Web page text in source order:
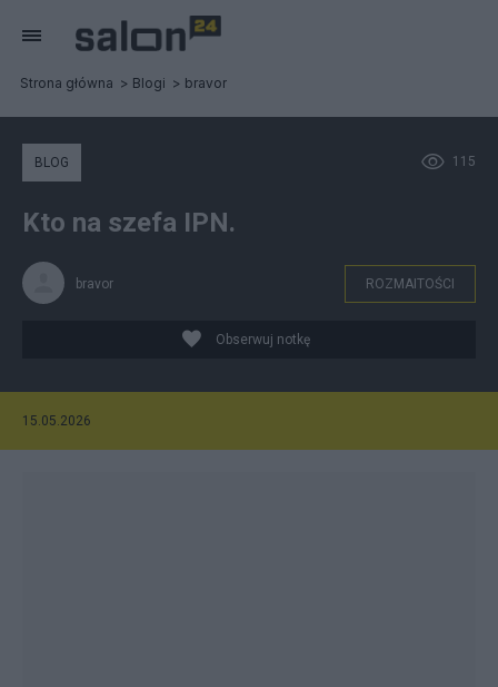
Strona główna Blogi bravor
115
BLOG
Kto na szefa IPN.
bravor ROZMAITOŚCI
Obserwuj notkę
15.05.2026